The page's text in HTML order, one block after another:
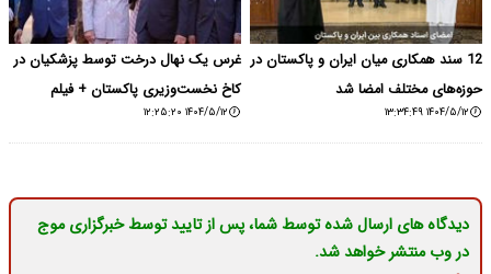
12 سند همکاری میان ایران و پاکستان در
حوزه‌های مختلف امضا شد
۱۴۰۴/۵/۱۲ ۱۳:۳۴:۴۹
غرس یک نهال درخت توسط پزشکیان در
کاخ نخست‌وزیری پاکستان + فیلم
۱۴۰۴/۵/۱۲ ۱۲:۲۵:۲۰
دیدگاه های ارسال شده توسط شما، پس از تایید توسط خبرگزاری موج
در وب منتشر خواهد شد.